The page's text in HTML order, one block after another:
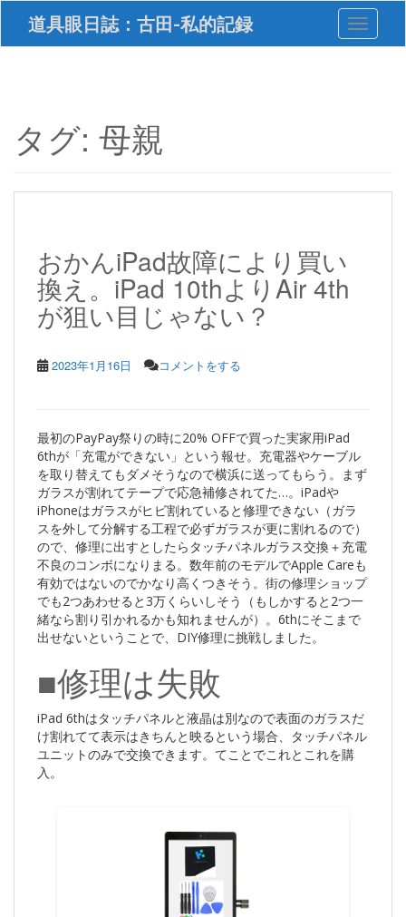
i
道具眼日誌：古田-私的記録 Toggle
タグ: 母親
おかんiPad故障により買い
換え。iPad 10thよりAir 4th
が狙い目じゃない？
2023年1月16日 コメントをする
最初のPayPay祭りの時に20% OFFで買った実家用iPad
6thが「充電ができない」という報せ。充電器やケーブル
を取り替えてもダメそうなので横浜に送ってもらう。まず
ガラスが割れてテープで応急補修されてた…。iPadや
iPhoneはガラスがヒビ割れていると修理できない（ガラ
スを外して分解する工程で必ずガラスが更に割れるので）
ので、修理に出すとしたらタッチパネルガラス交換＋充電
不良のコンボになりまる。数年前のモデルでApple Careも
有効ではないのでかなり高くつきそう。街の修理ショップ
でも2つあわせると3万くらいしそう（もしかすると2つ一
緒なら割り引かれるかも知れませんが）。6thにそこまで
出せないということで、DIY修理に挑戦しました。
■修理は失敗
iPad 6thはタッチパネルと液晶は別なので表面のガラスだ
け割れてて表示はきちんと映るという場合、タッチパネル
ユニットのみで交換できます。てことでこれとこれを購
入。